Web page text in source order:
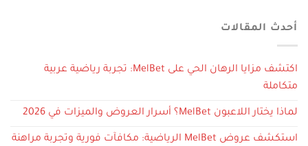
أحدث المقالات
اكتشف مزايا الرهان الحي على MelBet: تجربة رياضية عربية
متكاملة
لماذا يختار اللاعبون MelBet؟ أسرار العروض والميزات في 2026
استكشف عروض MelBet الرياضية: مكافآت فورية وتجربة مراهنة